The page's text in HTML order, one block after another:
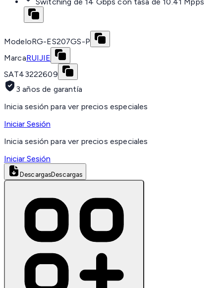
ModeloRG-ES207GS-P
MarcaRUIJIE
SAT43222609
3 años de garantía
Inicia sesión para ver precios especiales
Iniciar Sesión
Inicia sesión para ver precios especiales
Iniciar Sesión
DescargasDescargas